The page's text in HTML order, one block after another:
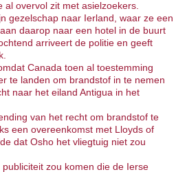
overvol zit met asielzoekers.
gezelschap naar Ierland, waar ze een
daarop naar een hotel in de buurt
arriveert de politie en geeft
Canada toen al toestemming
te landen om brandstof in te nemen
naar het eiland Antigua in het
van het recht om brandstof te
een overeenkomst met Lloyds of
dat Osho het vliegtuig niet zou
zou komen die de Ierse